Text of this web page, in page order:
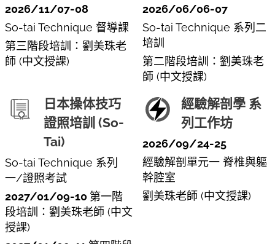
2026/11/07-08
So-tai Technique 督導課
第三階段培訓：劉美珠老
師 (中文授課)
2026/06/06-07
So-tai Technique 系列二
培訓
第二階段培訓：劉美珠老
師 (中文授課)
日本操体技巧
證照培訓 (So-
Tai)
So-tai Technique 系列
一/證照考試
2027/01/09-10 第一階
段培訓：劉美珠老師 (中文
授課)
經驗解剖學 系
列工作坊
2026/09/24-25
經驗解剖單元一 脊椎與軀
幹腔室
劉美珠老師 (中文授課)